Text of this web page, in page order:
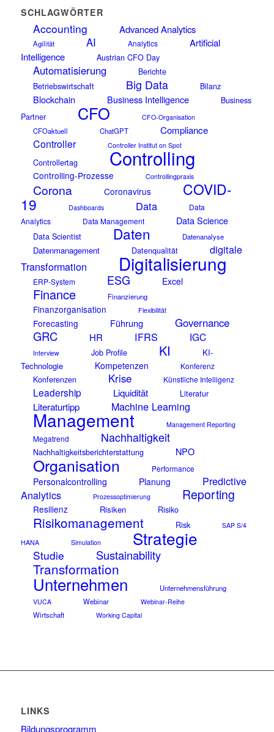
SCHLAGWÖRTER
Accounting Advanced Analytics
Agilität AI Analytics
Artificial
Intelligence
Austrian CFO Day
Automatisierung
Berichte
Betriebswirtschaft
Big Data Bilanz
Blockchain Business Intelligence
Business
Partner
CFO CFO-Organisation
CFOaktuell ChatGPT Compliance
Controller Controller Institut on Spot
Controllertag Controlling
Controlling-Prozesse Controllingpraxis
Corona Coronavirus COVID-
19 Dashboards Data
Data
Analytics
Data Management Data Science
Data Scientist Daten Datenanalyse
Datenmanagement Datenqualität
digitale
Transformation
Digitalisierung
ERP-System ESG Excel
Finance Finanzierung
Finanzorganisation Flexibilität
Forecasting Führung Governance
GRC HR IFRS IGC
Interview Job Profile KI
KI-
Technologie
Kompetenzen Konferenz
Konferenzen Krise Künstliche Intelligenz
Leadership Liquidität Literatur
Literaturtipp Machine Learning
Management Management Reporting
Megatrend Nachhaltigkeit
Nachhaltigkeitsberichterstattung NPO
Organisation Performance
Personalcontrolling Planung
Predictive
Analytics
Prozessoptimierung Reporting
Resilienz Risiken Risiko
Risikomanagement Risk
SAP S/4
HANA
Simulation Strategie
Studie Sustainability
Transformation
Unternehmen Unternehmensführung
VUCA Webinar Webinar-Reihe
Wirtschaft Working Capital
LINKS
Bildungsprogramm